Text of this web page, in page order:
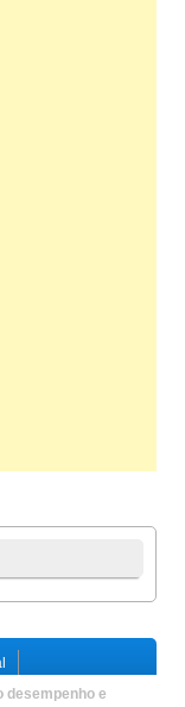
desempenho e